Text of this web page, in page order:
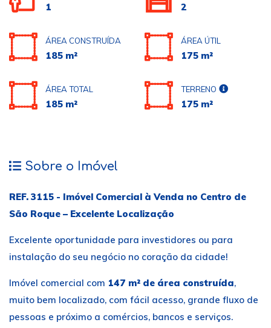
1 2
ÁREA CONSTRUÍDA
185 m²
ÁREA ÚTIL
175 m²
ÁREA TOTAL
185 m²
TERRENO
175 m²
Sobre o Imóvel
REF. 3115 - Imóvel Comercial à Venda no Centro de
São Roque – Excelente Localização
Excelente oportunidade para investidores ou para
instalação do seu negócio no coração da cidade!
Imóvel comercial com 147 m² de área construída,
muito bem localizado, com fácil acesso, grande fluxo de
pessoas e próximo a comércios, bancos e serviços.